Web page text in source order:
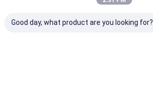
Good day, what product are you looking for?